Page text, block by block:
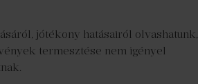
jótékony hatásairól olvashatunk,
termesztése nem igényel